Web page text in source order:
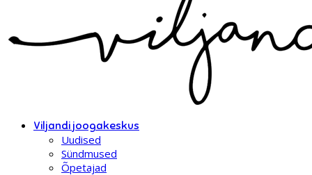
Viljandi joogakeskus
Uudised
Sündmused
Õpetajad